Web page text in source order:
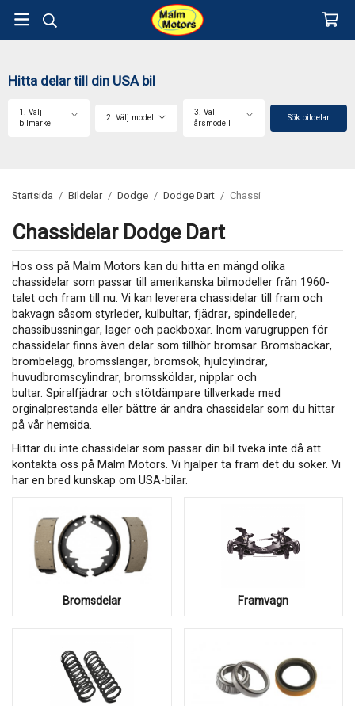
Hitta delar till din USA bil
1. Välj
bilmärke
2. Välj modell
3. Välj
årsmodell
Sök bildelar
Startsida / Bildelar / Dodge / Dodge Dart / Chassi
Chassidelar Dodge Dart
Hos oss på Malm Motors kan du hitta en mängd olika
chassidelar som passar till amerikanska bilmodeller från 1960-
talet och fram till nu. Vi kan leverera chassidelar till fram och
bakvagn såsom styrleder, kulbultar, fjädrar, spindelleder,
chassibussningar, lager och packboxar. Inom varugruppen för
chassidelar finns även delar som tillhör bromsar. Bromsbackar,
brombelägg, bromsslangar, bromsok, hjulcylindrar,
huvudbromscylindrar, bromssköldar, nipplar och
bultar. Spiralfjädrar och stötdämpare tillverkade med
orginalprestanda eller bättre är andra chassidelar som du hittar
på vår hemsida.
Hittar du inte chassidelar som passar din bil tveka inte då att
kontakta oss på Malm Motors. Vi hjälper ta fram det du söker. Vi
har en bred kunskap om USA-bilar.
Bromsdelar Framvagn